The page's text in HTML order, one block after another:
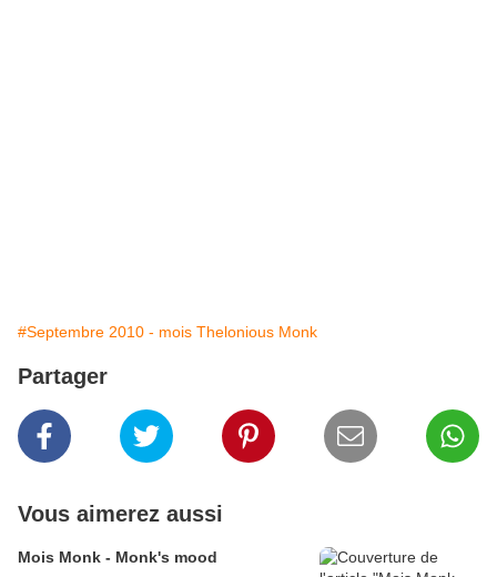
#Septembre 2010 - mois Thelonious Monk
Partager
Vous aimerez aussi
Mois Monk - Monk's mood